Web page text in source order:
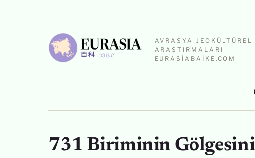
AVRASYA JEOKÜLTÜREL
ARAŞTIRMALARI |
EURASIABAIKE.COM
731 Biriminin Gölgesini